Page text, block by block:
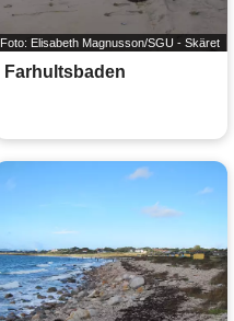
Foto: Elisabeth Magnusson/SGU - Skäret
Farhultsbaden